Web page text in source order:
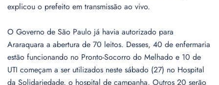
explicou o prefeito em transmissão ao vivo.
O Governo de São Paulo já havia autorizado para
Araraquara a abertura de 70 leitos. Desses, 40 de enfermaria
estão funcionando no Pronto-Socorro do Melhado e 10 de
UTI começam a ser utilizados neste sábado (27) no Hospital
da Solidariedade, o hospital de campanha. Outros 20 serão